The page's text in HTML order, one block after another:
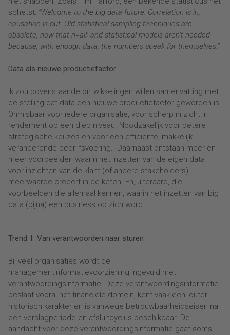
schetst: “Welcome to the big data future. Correlation is in,
causation is out. Old statistical sampling techniques are
obsolete, now that n=all; and statistical models aren’t needed
because, with enough data, the numbers speak for themselves.”
Data als nieuwe productiefactor
Ik zou bovenstaande ontwikkelingen willen samenvatting met
de stelling dat data een nieuwe productiefactor geworden is.
Onmisbaar voor iedere organisatie, voor scherp in zicht in
rendement op een diep niveau. Noodzakelijk voor betere
strategische keuzes en voor een efficiënte, makkelijk
veranderende bedrijfsvoering. Daarnaast ontstaan meer en
meer voorbeelden waarin het inzetten van de eigen data
voor inzichten van de klant (of andere stakeholders)
meerwaarde creëert in de keten. En, uiteraard, die
voorbeelden die allemaal kennen, waarin het inzetten van big
data (bijna) een business op zich wordt.
Trend 1: Van verantwoorden naar sturen
Bij veel organisaties wordt de
managementinformatievoorziening ingevuld met
verantwoordingsinformatie. Deze verantwoordingsinformatie
beslaat vooral het financiële domein, kent vaak een louter
historisch karakter en is vanwege betrouwbaarheidseisen na
een verslagperiode en afsluitcyclus beschikbaar. De
aandacht voor deze verantwoordingsinformatie gaat soms